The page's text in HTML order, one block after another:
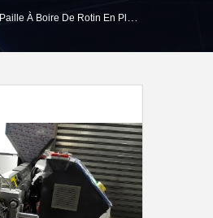
Paille À Boire De Rotin En Plastique Faisant La Machine